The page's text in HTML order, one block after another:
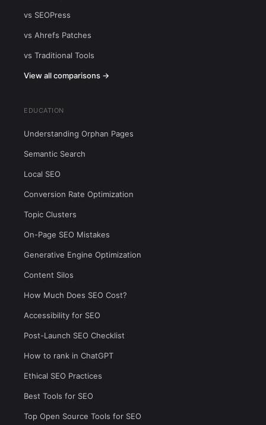
vs SEOPress
vs Ahrefs Patches
vs Traditional Tools
View all comparisons →
EDUCATION
Understanding Orphan Pages
Semantic Search
Local SEO
Conversion Rate Optimization
Topic Clusters
On-Page SEO Mistakes
Generative Engine Optimization
Content Silos
How Much Does SEO Cost?
Accessibility for SEO
Post-Launch SEO Checklist
How to rank in ChatGPT
Ethical SEO Practices
Best Tools for SEO
Top Open Source Tools for SEO